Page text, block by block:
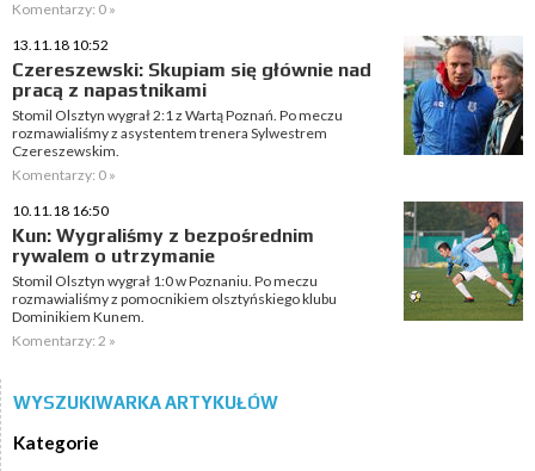
Komentarzy: 0 »
13.11.18 10:52
Czereszewski: Skupiam się głównie nad
pracą z napastnikami
Stomil Olsztyn wygrał 2:1 z Wartą Poznań. Po meczu
rozmawialiśmy z asystentem trenera Sylwestrem
Czereszewskim.
Komentarzy: 0 »
10.11.18 16:50
Kun: Wygraliśmy z bezpośrednim
rywalem o utrzymanie
Stomil Olsztyn wygrał 1:0 w Poznaniu. Po meczu
rozmawialiśmy z pomocnikiem olsztyńskiego klubu
Dominikiem Kunem.
Komentarzy: 2 »
WYSZUKIWARKA ARTYKUŁÓW
Kategorie